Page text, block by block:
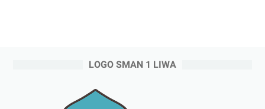
LOGO SMAN 1 LIWA